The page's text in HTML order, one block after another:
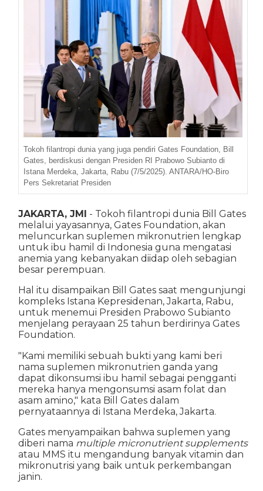
Tokoh filantropi dunia yang juga pendiri Gates Foundation, Bill
Gates, berdiskusi dengan Presiden RI Prabowo Subianto di
Istana Merdeka, Jakarta, Rabu (7/5/2025). ANTARA/HO-Biro
Pers Sekretariat Presiden
JAKARTA, JMI - Tokoh filantropi dunia Bill Gates
melalui yayasannya, Gates Foundation, akan
meluncurkan suplemen mikronutrien lengkap
untuk ibu hamil di Indonesia guna mengatasi
anemia yang kebanyakan diidap oleh sebagian
besar perempuan.
Hal itu disampaikan Bill Gates saat mengunjungi
kompleks Istana Kepresidenan, Jakarta, Rabu,
untuk menemui Presiden Prabowo Subianto
menjelang perayaan 25 tahun berdirinya Gates
Foundation.
"Kami memiliki sebuah bukti yang kami beri
nama suplemen mikronutrien ganda yang
dapat dikonsumsi ibu hamil sebagai pengganti
mereka hanya mengonsumsi asam folat dan
asam amino," kata Bill Gates dalam
pernyataannya di Istana Merdeka, Jakarta.
Gates menyampaikan bahwa suplemen yang
diberi nama multiple micronutrient supplements
atau MMS itu mengandung banyak vitamin dan
mikronutrisi yang baik untuk perkembangan
janin.